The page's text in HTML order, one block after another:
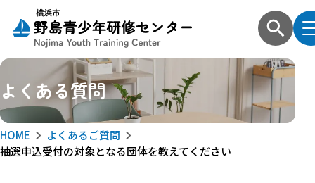
よくある質問
HOME
よくあるご質問
抽選申込受付の対象となる団体を教えてください